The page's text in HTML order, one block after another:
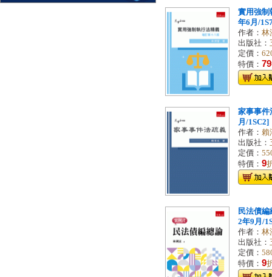
實用強制
年6月/
作者： 林
出版社：
定價：
特價： 79
家事事件
月/1SC2]
作者： 賴
出版社：
定價：
特價： 9
民法債
2年9月/
作者： 林
出版社：
定價：
特價： 9